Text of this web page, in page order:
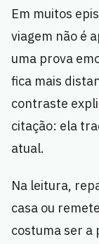
Em muitos
viagem não é
uma prova
fica mais
contraste
citação: ela
atual.
Na leitura,
casa ou
costuma ser a